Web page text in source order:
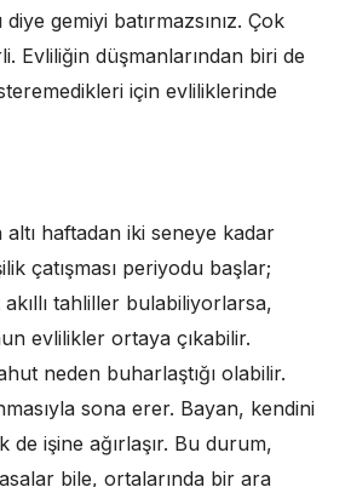
gemiyi batırmazsınız. Çok
Evliliğin düşmanlarından biri de
için evliliklerinde
haftadan iki seneye kadar
çatışması periyodu başlar;
tahliller bulabiliyorlarsa,
evlilikler ortaya çıkabilir.
neden buharlaştığı olabilir.
sona erer. Bayan, kendini
de işine ağırlaşır. Bu durum,
bile, ortalarında bir ara